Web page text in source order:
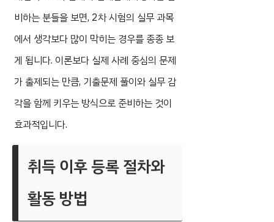
비하는 분들을 보면, 2차 시험의 실무 과목
에서 생각보다 많이 막히는 경우를 종종 보
게 됩니다. 이론보다 실제 사례 중심의 문제
가 출제되는 만큼, 기출문제 풀이와 실무 감
각을 함께 키우는 방식으로 준비하는 것이
효과적입니다.
취득 이후 등록 절차와
활동 방법